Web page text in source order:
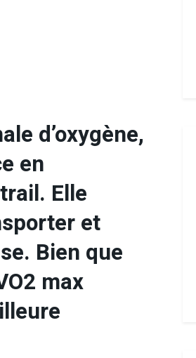
d’oxygène,
en
Elle
et
Bien que
max